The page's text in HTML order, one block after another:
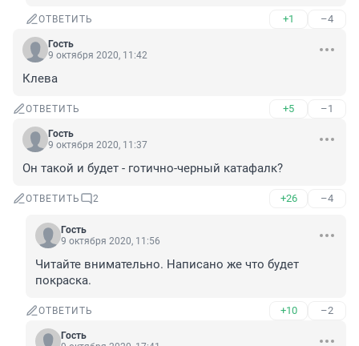
ОТВЕТИТЬ +1 –4
Гость
9 октября 2020, 11:42
Клева
ОТВЕТИТЬ +5 –1
Гость
9 октября 2020, 11:37
Он такой и будет - готично-черный катафалк?
ОТВЕТИТЬ 2 +26 –4
Гость
9 октября 2020, 11:56
Читайте внимательно. Написано же что будет
покраска.
ОТВЕТИТЬ +10 –2
Гость